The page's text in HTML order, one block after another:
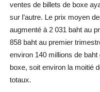
ventes de billets de boxe
sur l’autre. Le prix moyen
augmenté à 2 031 baht au
858 baht au premier
environ 140 millions de
boxe, soit environ la moitié
totaux.